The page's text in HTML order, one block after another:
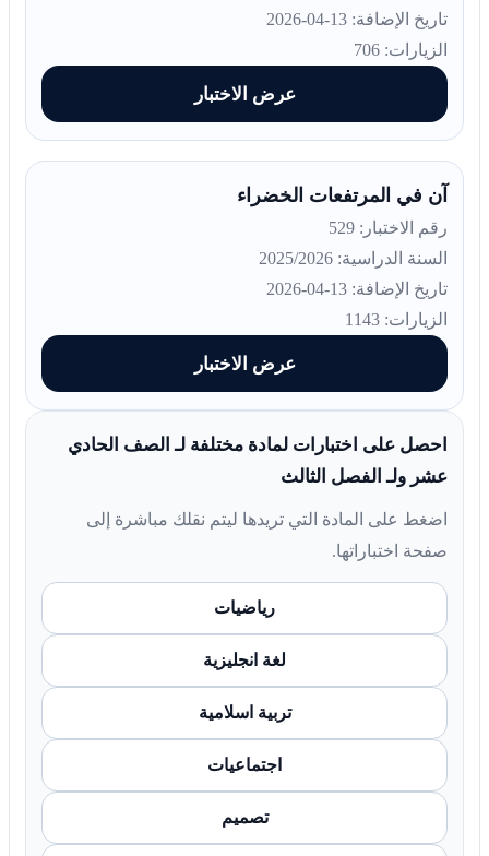
تاريخ الإضافة: 13-04-2026
الزيارات: 706
عرض الاختبار
آن في المرتفعات الخضراء
رقم الاختبار: 529
السنة الدراسية: 2025/2026
تاريخ الإضافة: 13-04-2026
الزيارات: 1143
عرض الاختبار
احصل على اختبارات لمادة مختلفة لـ الصف الحادي
عشر ولـ الفصل الثالث
اضغط على المادة التي تريدها ليتم نقلك مباشرة إلى
صفحة اختباراتها.
رياضيات
لغة انجليزية
تربية اسلامية
اجتماعيات
تصميم